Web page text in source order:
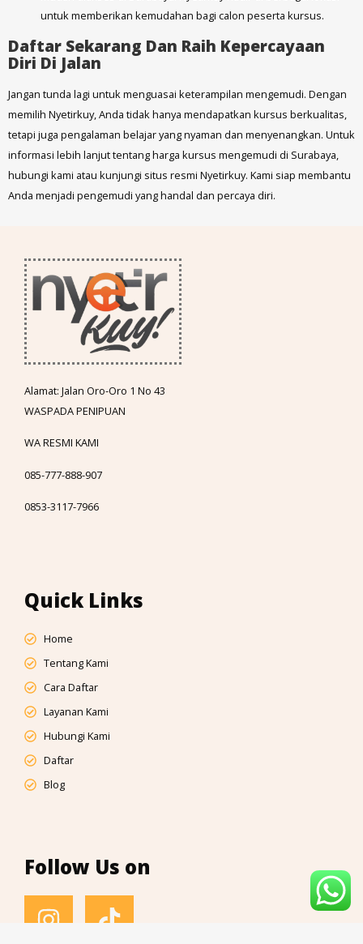
untuk memberikan kemudahan bagi calon peserta kursus.
Daftar Sekarang Dan Raih Kepercayaan
Diri Di Jalan
Jangan tunda lagi untuk menguasai keterampilan mengemudi. Dengan
memilih Nyetirkuy, Anda tidak hanya mendapatkan kursus berkualitas,
tetapi juga pengalaman belajar yang nyaman dan menyenangkan. Untuk
informasi lebih lanjut tentang harga kursus mengemudi di Surabaya,
hubungi kami atau kunjungi situs resmi Nyetirkuy. Kami siap membantu
Anda menjadi pengemudi yang handal dan percaya diri.
Alamat: Jalan Oro-Oro 1 No 43
WASPADA PENIPUAN
WA RESMI KAMI
085-777-888-907
0853-3117-7966
Quick Links
Home
Tentang Kami
Cara Daftar
Layanan Kami
Hubungi Kami
Daftar
Blog
Follow Us on